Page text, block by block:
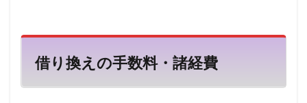
借り換えの手数料・諸経費